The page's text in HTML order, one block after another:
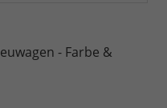
- Farbe &